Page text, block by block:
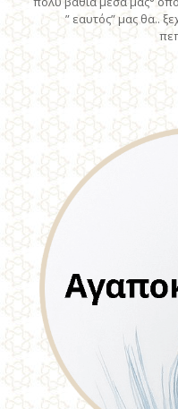
” εαυτός” μας θα..